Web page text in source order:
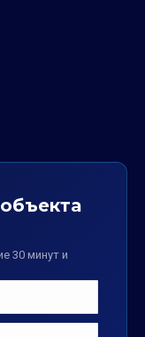
30 минут и